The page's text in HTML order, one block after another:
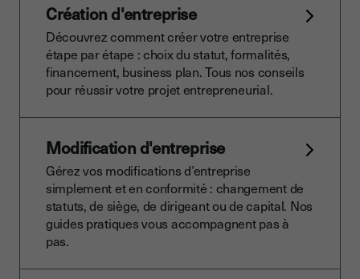
Création d'entreprise
Découvrez comment créer votre entreprise
étape par étape : choix du statut, formalités,
financement, business plan. Tous nos conseils
pour réussir votre projet entrepreneurial.
Modification d'entreprise
Gérez vos modifications d’entreprise
simplement et en conformité : changement de
statuts, de siège, de dirigeant ou de capital. Nos
guides pratiques vous accompagnent pas à
pas.